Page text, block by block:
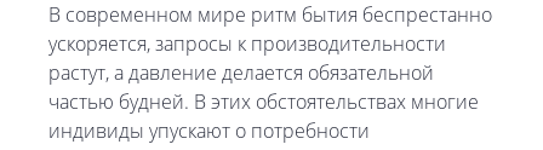
В современном мире ритм бытия беспрестанно
ускоряется, запросы к производительности
растут, а давление делается обязательной
частью будней. В этих обстоятельствах многие
индивиды упускают о потребности